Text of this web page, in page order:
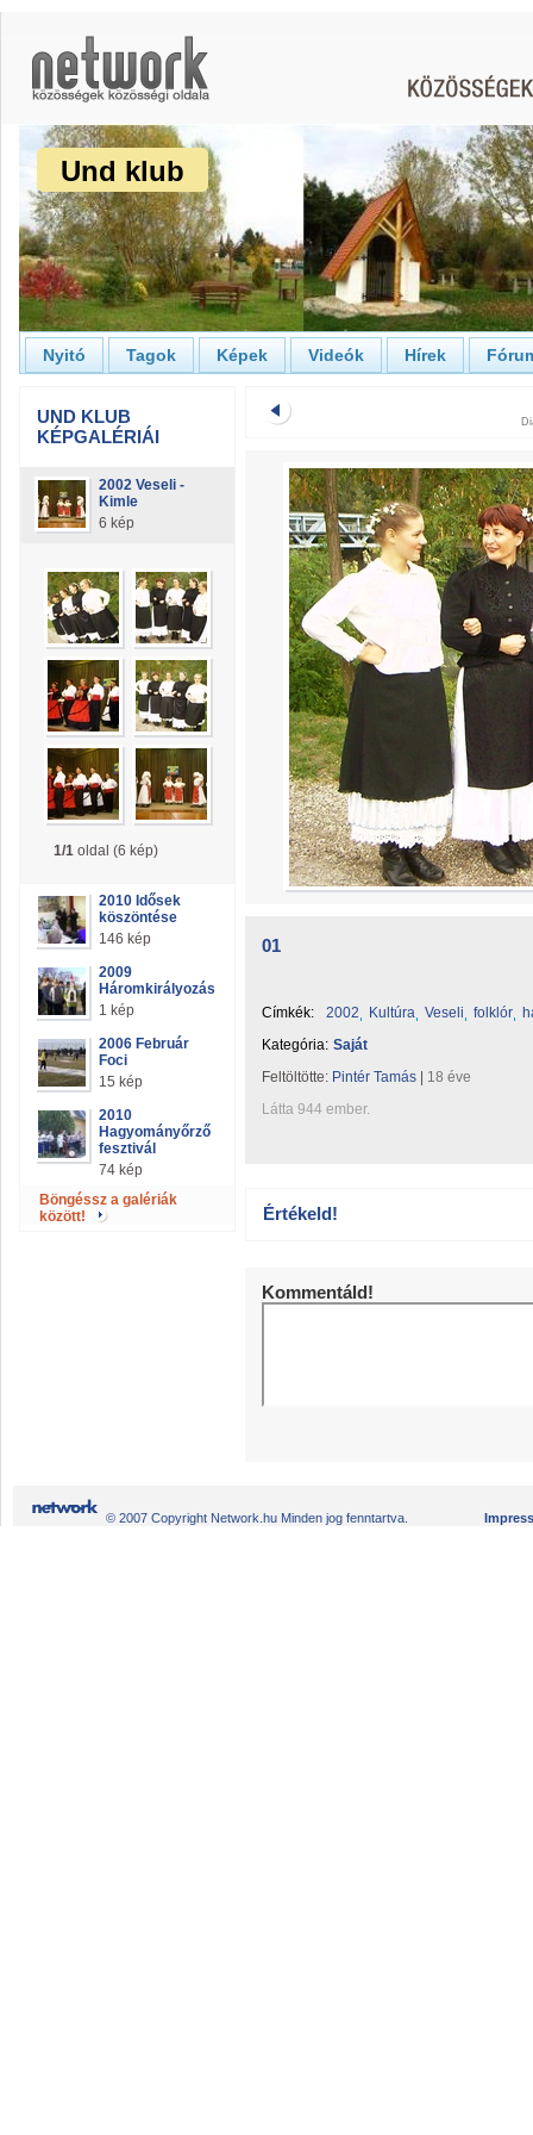
Und klub
Nyitó Tagok Képek Videók Hírek
UND KLUB
KÉPGALÉRIÁI
2002 Veseli -
Kimle
6 kép
1/1 oldal (6 kép)
2010 Idősek
köszöntése
146 kép
2009
Háromkirályozás
1 kép
2006 Február
Foci
15 kép
2010
Hagyományőrző
fesztivál
74 kép
Böngéssz a galériák
között!
01
Címkék: 2002 Kultúra Veseli folklór
Kategória: Saját
Feltöltötte: Pintér Tamás
18 éve
Látta 944 ember.
Értékeld!
Kommentáld!
© 2007 Copyright Network.hu Minden jog fenntartva.